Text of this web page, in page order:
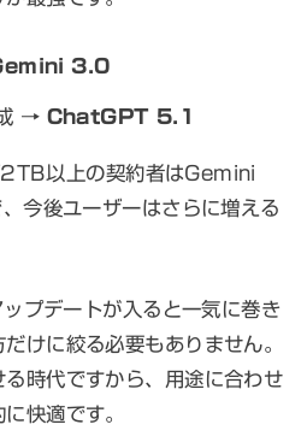
3.0
→ ChatGPT 5.1
以上の契約者はGemini
今後ユーザーはさらに増える
プデートが入ると一気に巻き
けに絞る必要もありません。
時代ですから、用途に合わせ
快適です。